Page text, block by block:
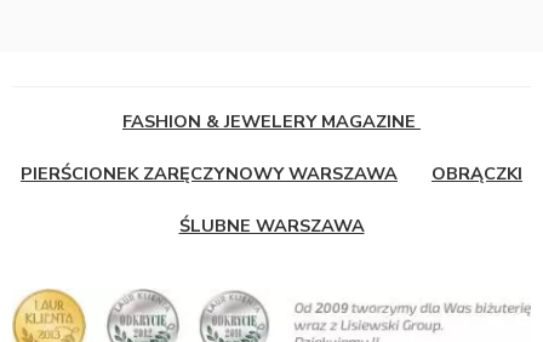
FASHION & JEWELERY MAGAZINE
PIERŚCIONEK ZARĘCZYNOWY WARSZAWA OBRĄCZKI
ŚLUBNE WARSZAWA